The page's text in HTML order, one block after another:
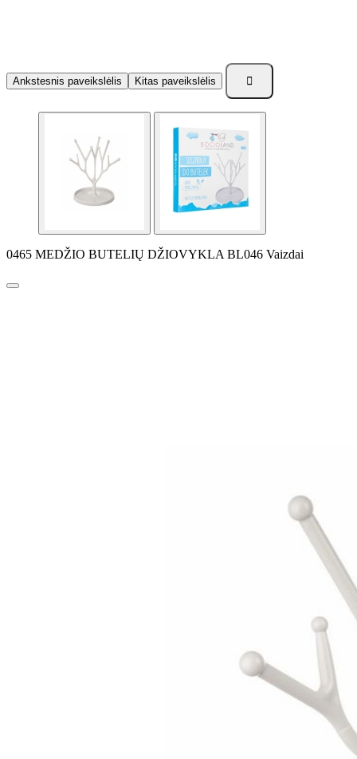
Ankstesnis paveikslėlis Kitas paveikslėlis 
0465 MEDŽIO BUTELIŲ DŽIOVYKLA BL046 Vaizdai